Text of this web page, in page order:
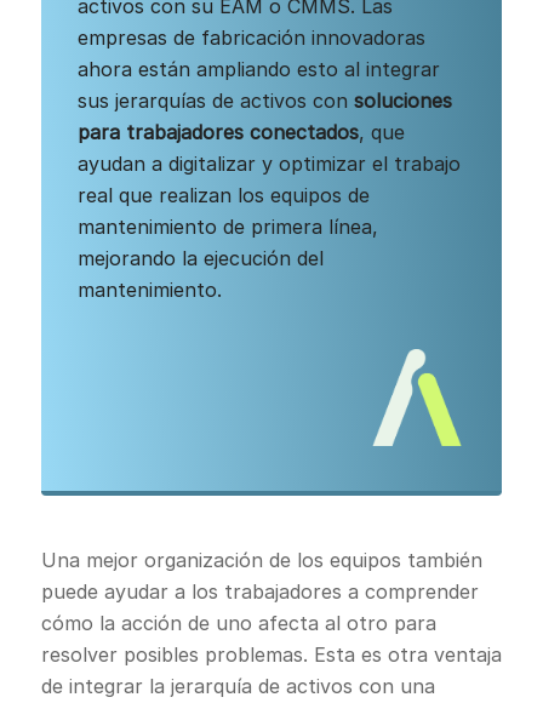
activos con su EAM o CMMS. Las
empresas de fabricación innovadoras
ahora están ampliando esto al integrar
sus jerarquías de activos con soluciones
para trabajadores conectados, que
ayudan a digitalizar y optimizar el trabajo
real que realizan los equipos de
mantenimiento de primera línea,
mejorando la ejecución del
mantenimiento.
Una mejor organización de los equipos también
puede ayudar a los trabajadores a comprender
cómo la acción de uno afecta al otro para
resolver posibles problemas. Esta es otra ventaja
de integrar la jerarquía de activos con una